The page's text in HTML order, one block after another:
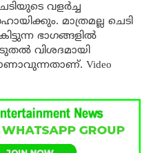
വളർച്ച
മാത്രമല്ല ചെടി
ഭാഗങ്ങളിൽ
വിശദമായി
Video